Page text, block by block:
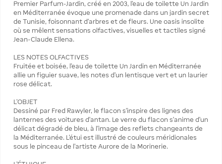
Premier Parfum-Jardin, créé en 2003, l'eau de toilette Un Jardin
en Méditerranée évoque une promenade dans un jardin secret
de Tunisie, foisonnant d'arbres et de fleurs. Une oasis insolite
où se mêlent sensations olfactives, visuelles et tactiles signé
Jean-Claude Ellena.
LES NOTES OLFACTIVES
Fruitée et boisée, l'eau de toilette Un Jardin en Méditerranée
allie un figuier suave, les notes d'un lentisque vert et un laurier
rose délicat.
L'OBJET
Dessiné par Fred Rawyler, le flacon s'inspire des lignes des
lanternes des voitures d'antan. Le verre du flacon s'anime d'un
délicat dégradé de bleu, à l'image des reflets changeants de
la Méditerranée. L'étui est illustré de couleurs méridionales
sous le pinceau de l'artiste Aurore de la Morinerie.